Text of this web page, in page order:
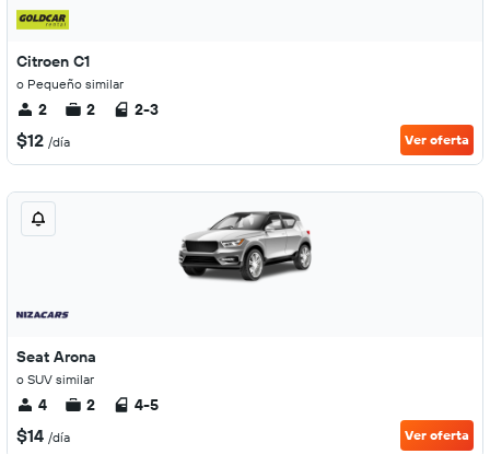
Citroen C1
o Pequeño similar
2 2 2-3
$12 /día Ver oferta
Seat Arona
o SUV similar
4 2 4-5
$14 /día Ver oferta